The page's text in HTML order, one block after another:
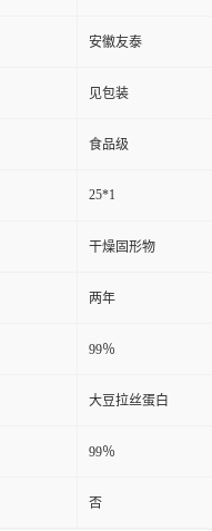
安徽友泰
见包装
食品级
25*1
干燥固形物
两年
99％
大豆拉丝蛋白
99％
否